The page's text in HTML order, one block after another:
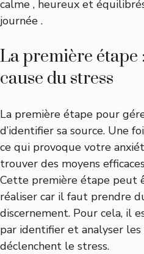
calme , heureux et
journée .
La première
cause du stress
La première étape pour
d’identifier sa source. Une
ce qui provoque votre
trouver des moyens
Cette première étape peut
réaliser car il faut prendre
discernement. Pour cela, il
par identifier et analyser
déclenchent le stress.